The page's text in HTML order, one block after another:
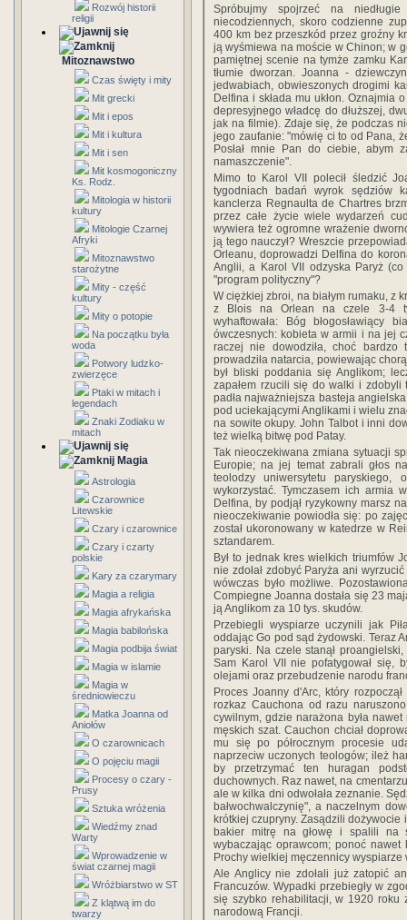
Rozwój historii
religii
Mitoznawstwo
Czas święty i mity
Mit grecki
Mit i epos
Mit i kultura
Mit i sen
Mit kosmogoniczny
Ks. Rodz.
Mitologia w historii
kultury
Mitologie Czarnej
Afryki
Mitoznawstwo
starożytne
Mity - część
kultury
Mity o potopie
Na początku była
woda
Potwory ludzko-
zwierzęce
Ptaki w mitach i
legendach
Znaki Zodiaku w
mitach
Magia
Astrologia
Czarownice
Litewskie
Czary i czarownice
Czary i czarty
polskie
Kary za czarymary
Magia a religia
Magia afrykańska
Magia babilońska
Magia podbija świat
Magia w islamie
Magia w
średniowieczu
Matka Joanna od
Aniołów
O czarownicach
O pojęciu magii
Procesy o czary -
Prusy
Sztuka wróżenia
Wiedźmy znad
Warty
Wprowadzenie w
świat czarnej magii
Wróżbiarstwo w ST
Z klątwą im do
twarzy
Spróbujmy spojrzeć na
niecodziennych, skoro codzienne
400 km bez przeszkód przez groźny
ją wyśmiewa na moście w Chinon; w
pamiętnej scenie na tymże zamku
tłumie dworzan. Joanna -
jedwabiach, obwieszonych drogimi
Delfina i składa mu ukłon. Oznajmia
depresyjnego władcę do dłuższej,
jak na filmie). Zdaje się, że podczas
jego zaufanie: "mówię ci to od Pana,
Posłał mnie Pan do ciebie, abym
namaszczenie".
Mimo to Karol VII polecił śledzić
tygodniach badań wyrok sędziów
kanclerza Regnaulta de Chartres
przez całe życie wiele wydarzeń
wywiera też ogromne wrażenie
ją tego nauczył? Wreszcie
Orleanu, doprowadzi Delfina do
Anglii, a Karol VII odzyska Paryż
"program polityczny"?
W ciężkiej zbroi, na białym rumaku, z
z Blois na Orlean na czele 3-4
wyhaftowała: Bóg błogosławiący
ówczesnych: kobieta w armii i na jej
raczej nie dowodziła, choć bardzo
prowadziła natarcia, powiewając
był bliski poddania się Anglikom;
zapałem rzucili się do walki i
padła najważniejsza basteja
pod uciekającymi Anglikami i wielu
na sowite okupy. John Talbot i inni
też wielką bitwę pod Patay.
Tak nieoczekiwana zmiana sytuacji
Europie; na jej temat zabrali głos
teolodzy uniwersytetu
wykorzystać. Tymczasem ich armia
Delfina, by podjął ryzykowny marsz
nieoczekiwanie powiodła się: po
został ukoronowany w katedrze w
sztandarem.
Był to jednak kres wielkich triumfów
nie zdołał zdobyć Paryża ani
wówczas było możliwe.
Compiegne Joanna dostała się 23
ją Anglikom za 10 tys. skudów.
Przebiegli wyspiarze uczynili jak
oddając Go pod sąd żydowski. Teraz
paryski. Na czele stanął
Sam Karol VII nie pofatygował się,
olejami oraz przebudzenie narodu
Proces Joanny d'Arc, który
rozkaz Cauchona od razu
cywilnym, gdzie narażona była
męskich szat. Cauchon chciał
mu się po półrocznym procesie
naprzeciw uczonych teologów; ileż
by przetrzymać ten huragan
duchownych. Raz nawet, na
ale w kilka dni odwołała zeznanie.
bałwochwalczynię", a naczelnym
krótkiej czupryny. Zasądzili
bakier mitrę na głowę i spalili na
wybaczając oprawcom; ponoć nawet
Prochy wielkiej męczennicy wyspiarze
Ale Anglicy nie zdołali już zatopić
Francuzów. Wypadki przebiegły w
się szybko rehabilitacji, w 1920 roku
narodową Francji.